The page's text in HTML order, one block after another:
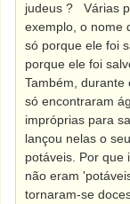
judeus ?
Várias
exemplo, o nome
só porque ele foi
porque ele foi
Também,
só encontraram
impróprias para
lançou nelas o
potáveis. Por que
não eram
tornaram-se